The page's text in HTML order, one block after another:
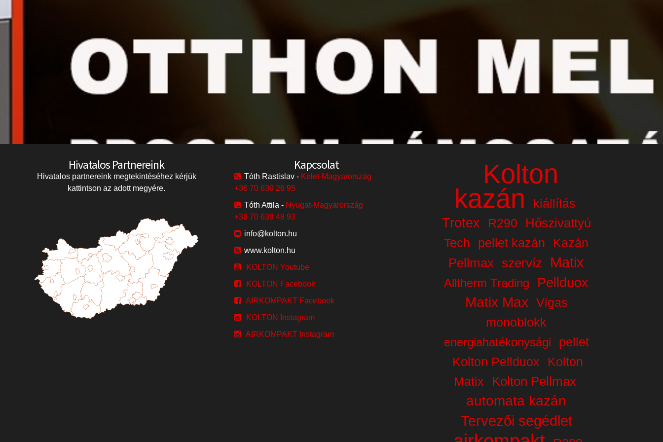
Hivatalos Partnereink
Hivatalos partnereink megtekintéséhez kérjük
kattintson az adott megyére.
Kapcsolat
Tóth Rastislav - Kelet-Magyarország
+36 70 639 26 95
Tóth Attila - Nyugat-Magyarország
+36 70 639 48 93
info@kolton.hu
www.kolton.hu
KOLTON Youtube
KOLTON Facebook
AIRKOMPAKT Facebook
KOLTON Instagram
AIRKOMPAKT Instagram
Kolton
kazán
kiállítás
Trotex R290 Hőszivattyú
Tech pellet kazán Kazán
Pellmax szervíz Matix
Alltherm Trading Pellduox
Matix Max
Vigas
monoblokk
energiahatékonysági
pellet
Kolton Pellduox
Kolton
Matix
Kolton Pellmax
automata kazán
Tervezői segédlet